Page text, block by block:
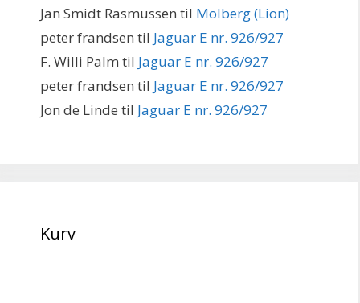
Jan Smidt Rasmussen til Molberg (Lion)
peter frandsen til Jaguar E nr. 926/927
F. Willi Palm til Jaguar E nr. 926/927
peter frandsen til Jaguar E nr. 926/927
Jon de Linde til Jaguar E nr. 926/927
Kurv